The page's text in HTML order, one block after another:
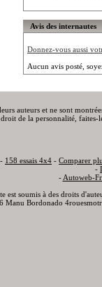
Avis des internautes
Donnez-vous aussi
Aucun avis posté,
auteurs et ne sont
de la personnalité,
- 158 essais 4x4 - Comparer
-
- Autoweb-
est soumis à des droits
Manu Bordonado